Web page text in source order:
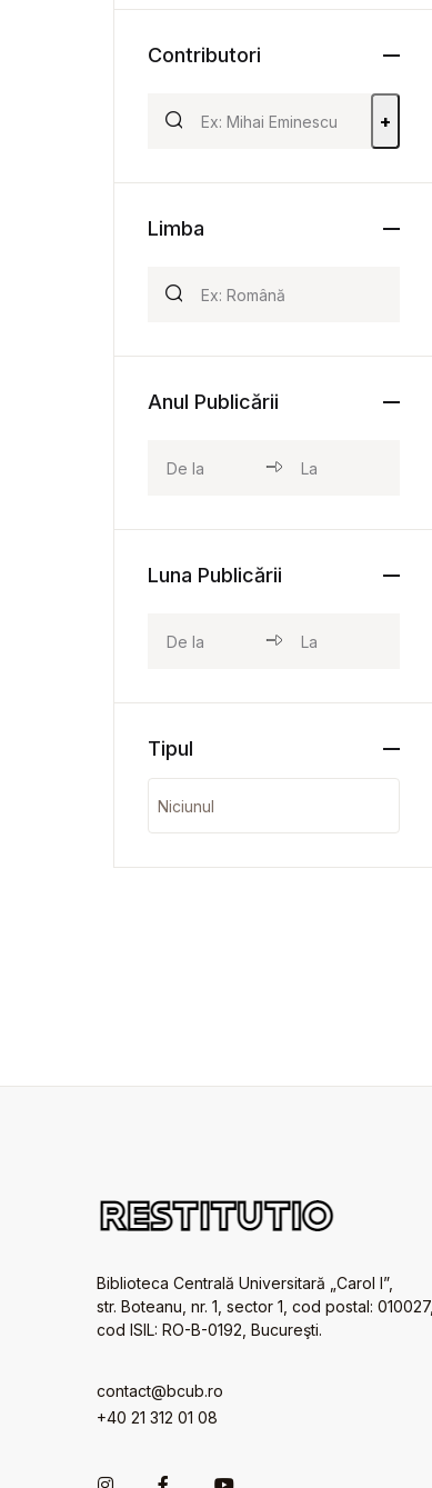
Contributori
+
Limba
Anul Publicării
Luna Publicării
Tipul
Biblioteca Centrală Universitară „Carol I”,
str. Boteanu, nr. 1, sector 1, cod postal: 010027,
cod ISIL: RO-B-0192, Bucureşti.
contact@bcub.ro
+40 21 312 01 08